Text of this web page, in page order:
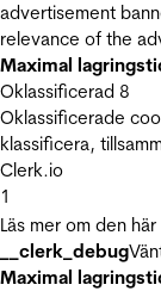
advertisement
relevance of the
Maximal
Oklassificerad 8
Oklassificerade
klassificera,
Clerk.io
1
Läs mer om den
__clerk_debug
Maximal